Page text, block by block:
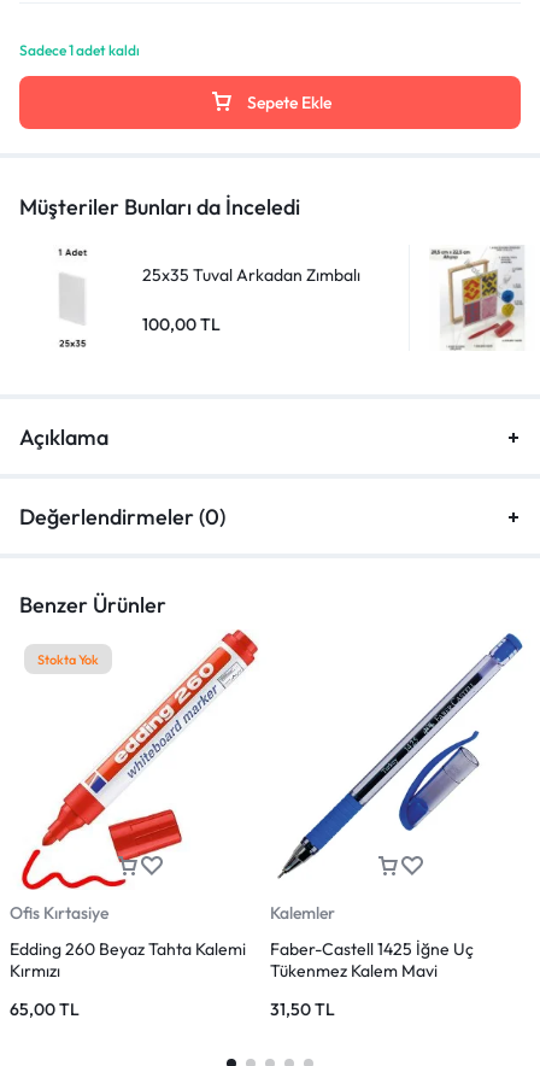
Sadece 1 adet kaldı
Sepete Ekle
Müşteriler Bunları da İnceledi
25x35 Tuval Arkadan Zımbalı
100,00TL
Açıklama
Değerlendirmeler (0)
Benzer Ürünler
Stokta Yok
Ofis Kırtasiye
Edding 260 Beyaz Tahta Kalemi
Kırmızı
65,00TL
Kalemler
Faber-Castell 1425 İğne Uç
Tükenmez Kalem Mavi
31,50TL